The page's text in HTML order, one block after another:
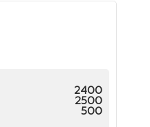
2400
2500
500